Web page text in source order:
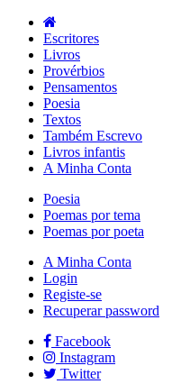
Escritores
Livros
Provérbios
Pensamentos
Poesia
Textos
Também Escrevo
Livros infantis
A Minha Conta
Poesia
Poemas por tema
Poemas por poeta
A Minha Conta
Login
Registe-se
Recuperar password
Facebook
Instagram
Twitter